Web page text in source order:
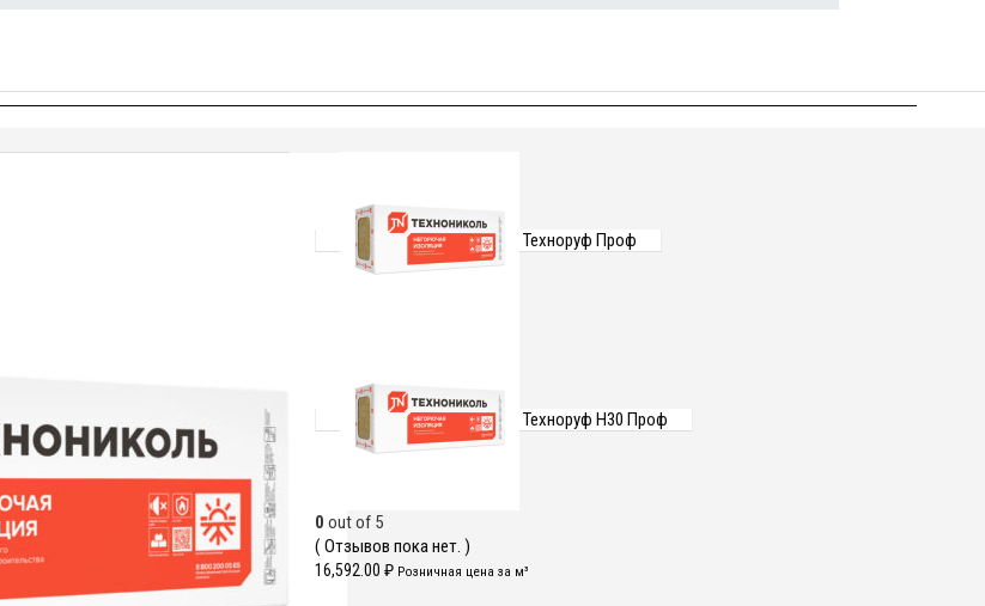
Техноруф Проф
Техноруф Н30 Проф
0 out of 5
( Отзывов пока нет. )
16,592.00₽ Розничная цена за м³